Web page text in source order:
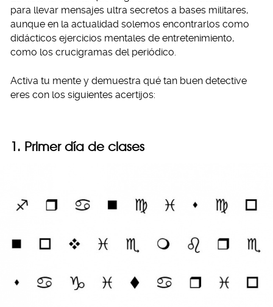
para llevar mensajes ultra secretos a bases militares,
aunque en la actualidad solemos encontrarlos como
didácticos ejercicios mentales de entretenimiento,
como los crucigramas del periódico.
Activa tu mente y demuestra qué tan buen detective
eres con los siguientes acertijos:
1. Primer día de clases